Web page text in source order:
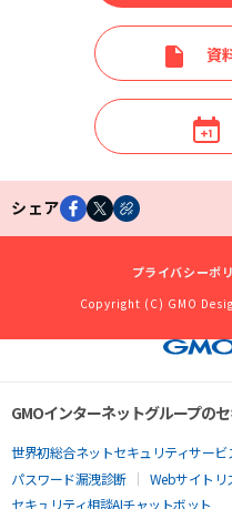
資
シェア
プライバシーポ
Copyright (C) GMO
GMOインターネットグループの
世界初総合ネットセキュリティサービ
パスワード漏洩診断
Webサイトリ
セキュリティ相談AIチャットボット